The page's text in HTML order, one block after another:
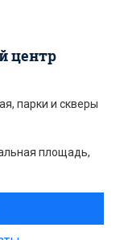
центр
парки и скверы
площадь,